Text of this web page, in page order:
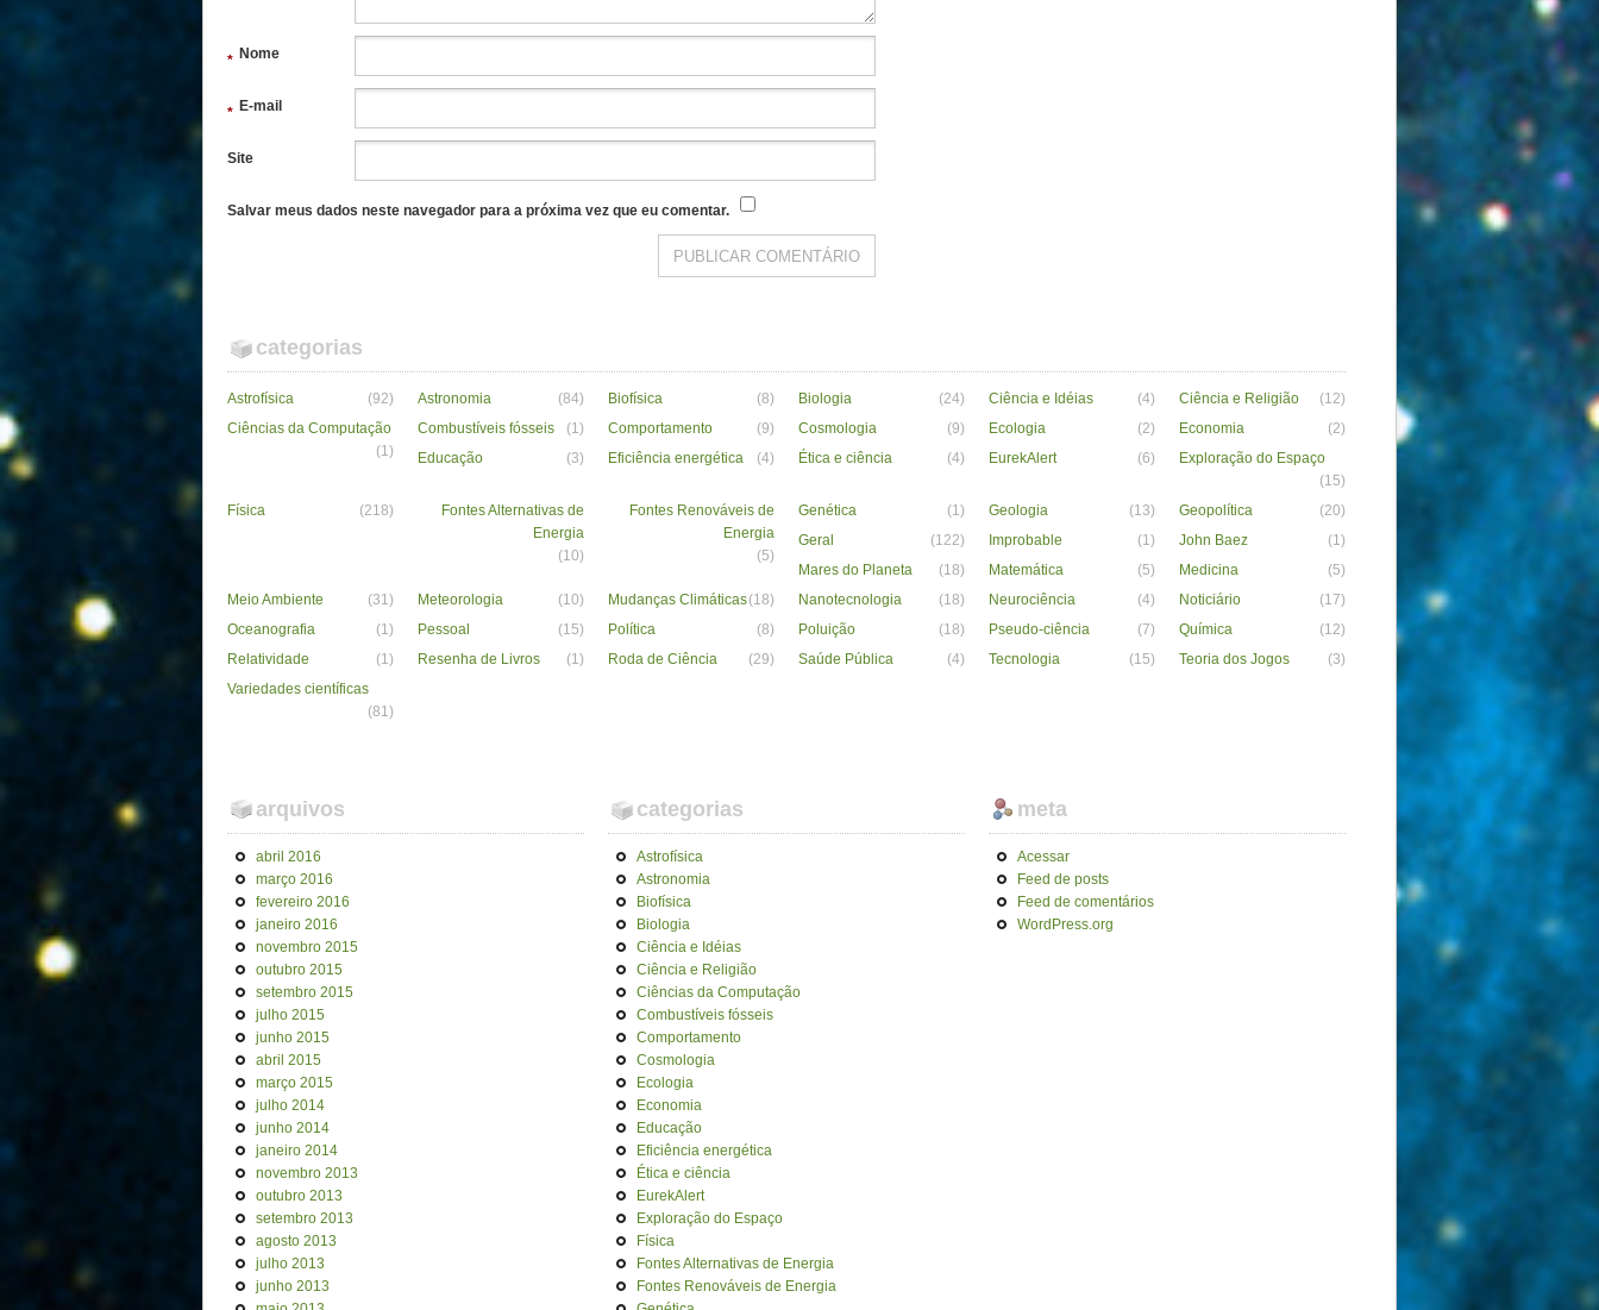
Nome
*
E-mail
*
Site
Salvar meus dados neste navegador para a próxima vez que eu comentar.
categorias
Astrofísica (92) Astronomia (84) Biofísica (8) Biologia (24) Ciência e Idéias (4) Ciência e Religião
(12)
Ciências da Computação
(1)
Combustíveis fósseis (1) Comportamento (9) Cosmologia (9) Ecologia (2) Economia
(2)
Educação
(3) Eficiência energética (4) Ética e ciência (4) EurekAlert (6)
Exploração do Espaço
(15)
Física
(218)
Fontes Alternativas de
Energia
(10)
Fontes Renováveis de
Energia
(5)
Genética (1) Geologia (13) Geopolítica
(20)
Geral
(122) Improbable (1) John Baez
(1)
Mares do Planeta
(18) Matemática (5) Medicina
(5)
Meio Ambiente
(31) Meteorologia (10) Mudanças Climáticas(18) Nanotecnologia (18) Neurociência (4) Noticiário
(17)
Oceanografia
(1) Pessoal (15) Política (8) Poluição (18) Pseudo-ciência (7) Química
(12)
Relatividade
(1) Resenha de Livros (1) Roda de Ciência (29) Saúde Pública (4) Tecnologia (15) Teoria dos Jogos
(3)
Variedades científicas
(81)
arquivos
abril 2016
março 2016
fevereiro 2016
janeiro 2016
novembro 2015
outubro 2015
setembro 2015
julho 2015
junho 2015
abril 2015
março 2015
julho 2014
junho 2014
janeiro 2014
novembro 2013
outubro 2013
setembro 2013
agosto 2013
julho 2013
junho 2013
categorias
Astrofísica
Astronomia
Biofísica
Biologia
Ciência e Idéias
Ciência e Religião
Ciências da Computação
Combustíveis fósseis
Comportamento
Cosmologia
Ecologia
Economia
Educação
Eficiência energética
Ética e ciência
EurekAlert
Exploração do Espaço
Física
Fontes Alternativas de Energia
Fontes Renováveis de Energia
meta
Acessar
Feed de posts
Feed de comentários
WordPress.org